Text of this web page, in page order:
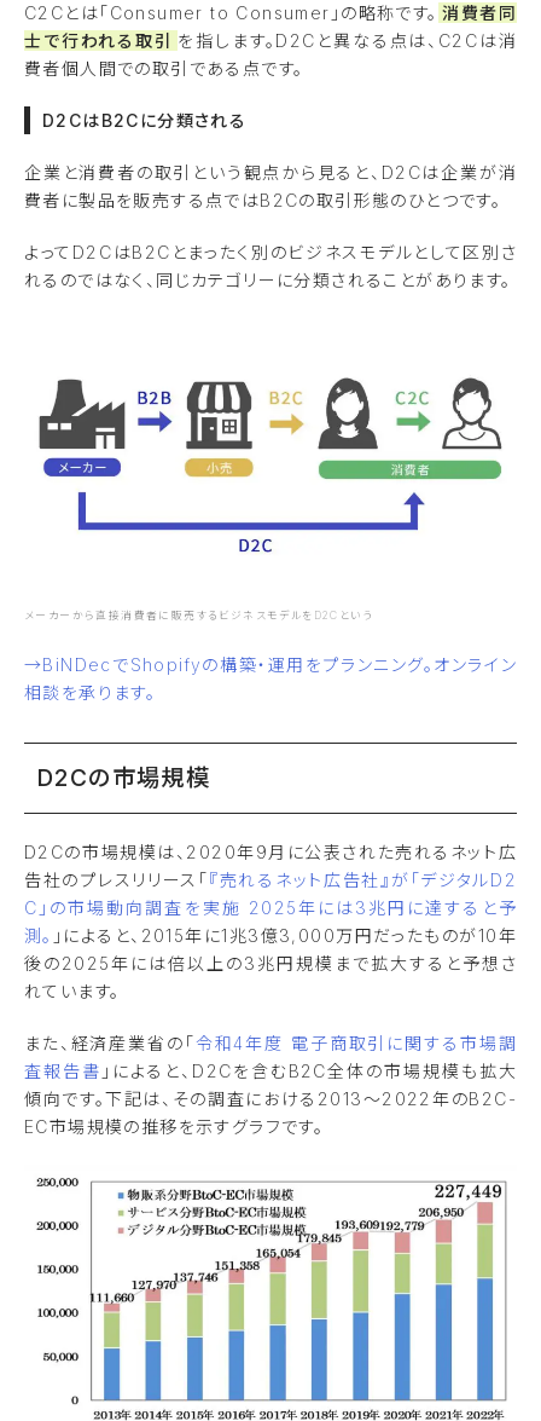
C2Cとは「Consumer to Consumer」の略称です。 消費者同
士で行われる取引
を指します。D2Cと異なる点は、C2Cは消
費者個人間での取引である点です。
D2CはB2Cに分類される
企業と消費者の取引という観点から見ると、D2Cは企業が消
費者に製品を販売する点ではB2Cの取引形態のひとつです。
よってD2CはB2Cとまったく別のビジネスモデルとして区別さ
れるのではなく、同じカテゴリーに分類されることがあります。
メーカーから直接消費者に販売するビジネスモデルをD2Cという
→BiNDecでShopifyの構築・運用をプランニング。オンライン
相談を承ります。
D2Cの市場規模
D2Cの市場規模は、2020年9月に公表された売れるネット広
告社のプレスリリース「『売れるネット広告社』が「デジタルD2
C」の市場動向調査を実施 2025年には3兆円に達すると予
測。 」によると、2015年に1兆3億3,000万円だったものが10年
後の2025年には倍以上の3兆円規模まで拡大すると予想さ
れています。
また、経済産業省の「令和4年度 電子商取引に関する市場調
査報告書 」によると、D2Cを含むB2C全体の市場規模も拡大
傾向です。下記は、その調査における2013～2022年のB2C-
EC市場規模の推移を示すグラフです。